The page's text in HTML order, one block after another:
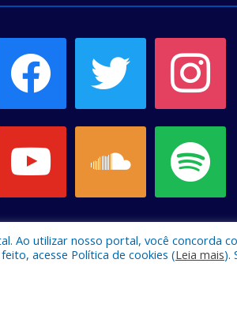
Ao utilizar nosso portal, você concorda
acesse Política de cookies (Leia mais).